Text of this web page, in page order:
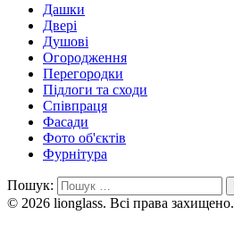
Дашки
Двері
Душові
Огородження
Перегородки
Підлоги та сходи
Співпраця
Фасади
Фото об'єктів
Фурнітура
Пошук:
© 2026 lionglass. Всі права захищено.